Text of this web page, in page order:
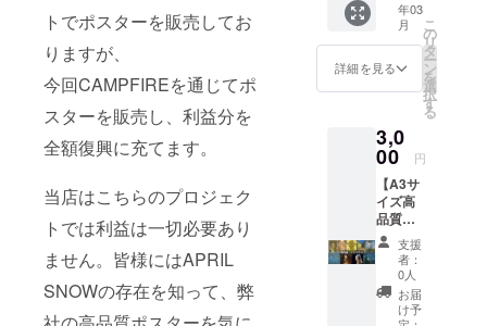
トでポスターを販売してお
りますが、
今回CAMPFIREを通じてポ
スターを販売し、利益分を
全額復興に充てます。
当店はこちらのプロジェク
トでは利益は一切必要あり
ません。皆様にはAPRIL
SNOWの存在を知って、弊
オスス
メ商品
を選び
送らせ
洋画・
リトグ
ラフ ②
浮世
絵・新
版画
から選
択いた
だき、
備考欄
備考欄
に記載
がない
場合は
当店の
オスス
メ商品
を選び
送らせ
ていた
だきま
量...1枚
商品サ
イズ...
210×29
7mm ★
ご希望
ジャン
ルをオ
プショ
ンから
選んで
いただ
き、 ご
希望の
作品を
画像の
リスト
年03
月
詳細を見る
こ
の
リ
タ
ー
ン
を
選
択
す
る
3,0
00 円
【A3サ
イズ高
品質ポ
ス
ター】
商品名...
A3サイ
ズ高品
支援
者：
0人
お届
け予